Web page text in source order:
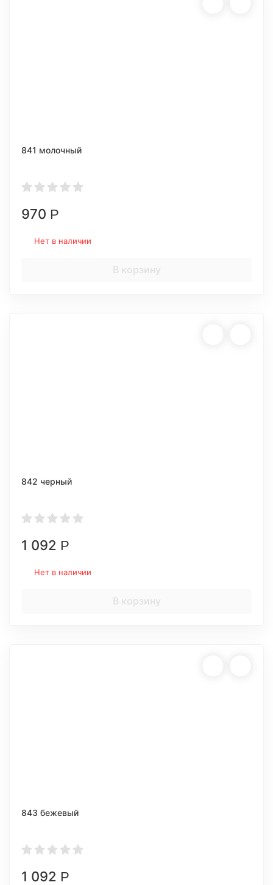
841 молочный
970 Р
Нет в наличии
В корзину
842 черный
1 092 Р
Нет в наличии
В корзину
843 бежевый
1 092 Р